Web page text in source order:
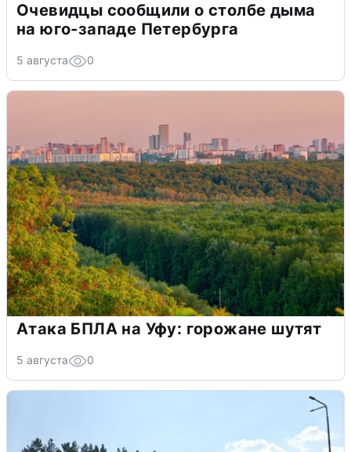
Очевидцы сообщили о столбе дыма
на юго-западе Петербурга
5 августа 0
Атака БПЛА на Уфу: горожане шутят
5 августа 0